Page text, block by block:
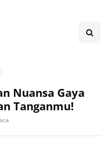
Nuansa Gaya
Tanganmu!